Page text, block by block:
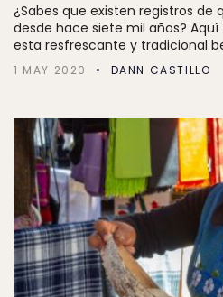
¿Sabes que existen registros de
desde hace siete mil años?
esta resfrescante y tradicional
1 MAY 2020 DANN CASTILLO